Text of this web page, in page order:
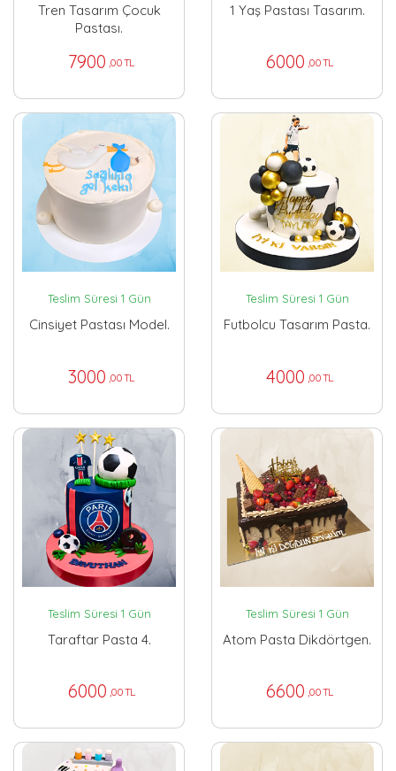
Tren Tasarım Çocuk
Pastası.
7900 ,00 TL
1 Yaş Pastası Tasarım.
6000 ,00 TL
Teslim Süresi 1 Gün
Cinsiyet Pastası Model.
3000 ,00 TL
Teslim Süresi 1 Gün
Futbolcu Tasarım Pasta.
4000 ,00 TL
Teslim Süresi 1 Gün
Taraftar Pasta 4.
6000 ,00 TL
Teslim Süresi 1 Gün
Atom Pasta Dikdörtgen.
6600 ,00 TL